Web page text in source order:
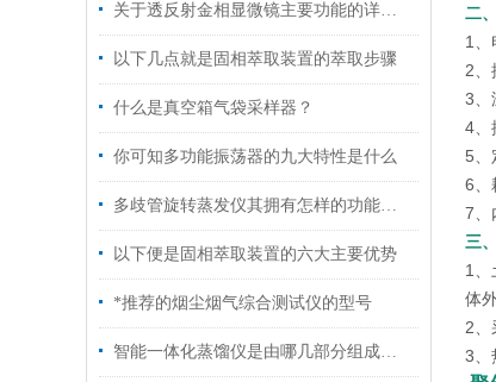
关于透反射金相显微镜主要功能的详细分析
以下几点就是固相萃取装置的萃取步骤
什么是真空箱气袋采样器？
你可知多功能振荡器的九大特性是什么
多歧管旋转蒸发仪其拥有怎样的功能呢？
以下便是固相萃取装置的六大主要优势
*推荐的烟尘烟气综合测试仪的型号
智能一体化蒸馏仪是由哪几部分组成的呢？
二
1、
2、
3、
4、
5、
6、
7、
三
1、
体
2、
3、